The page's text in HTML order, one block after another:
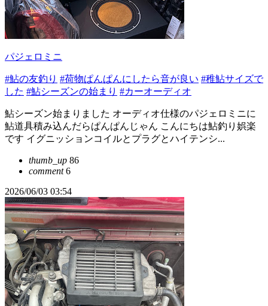
パジェロミニ
#鮎の友釣り #荷物ぱんぱんにしたら音が良い #稚鮎サイズで
した #鮎シーズンの始まり #カーオーディオ
鮎シーズン始まりました オーディオ仕様のパジェロミニに
鮎道具積み込んだらぱんぱんじゃん こんにちは鮎釣り娯楽
です イグニッションコイルとプラグとハイテンシ...
thumb_up 86
comment6
2026/06/03 03:54